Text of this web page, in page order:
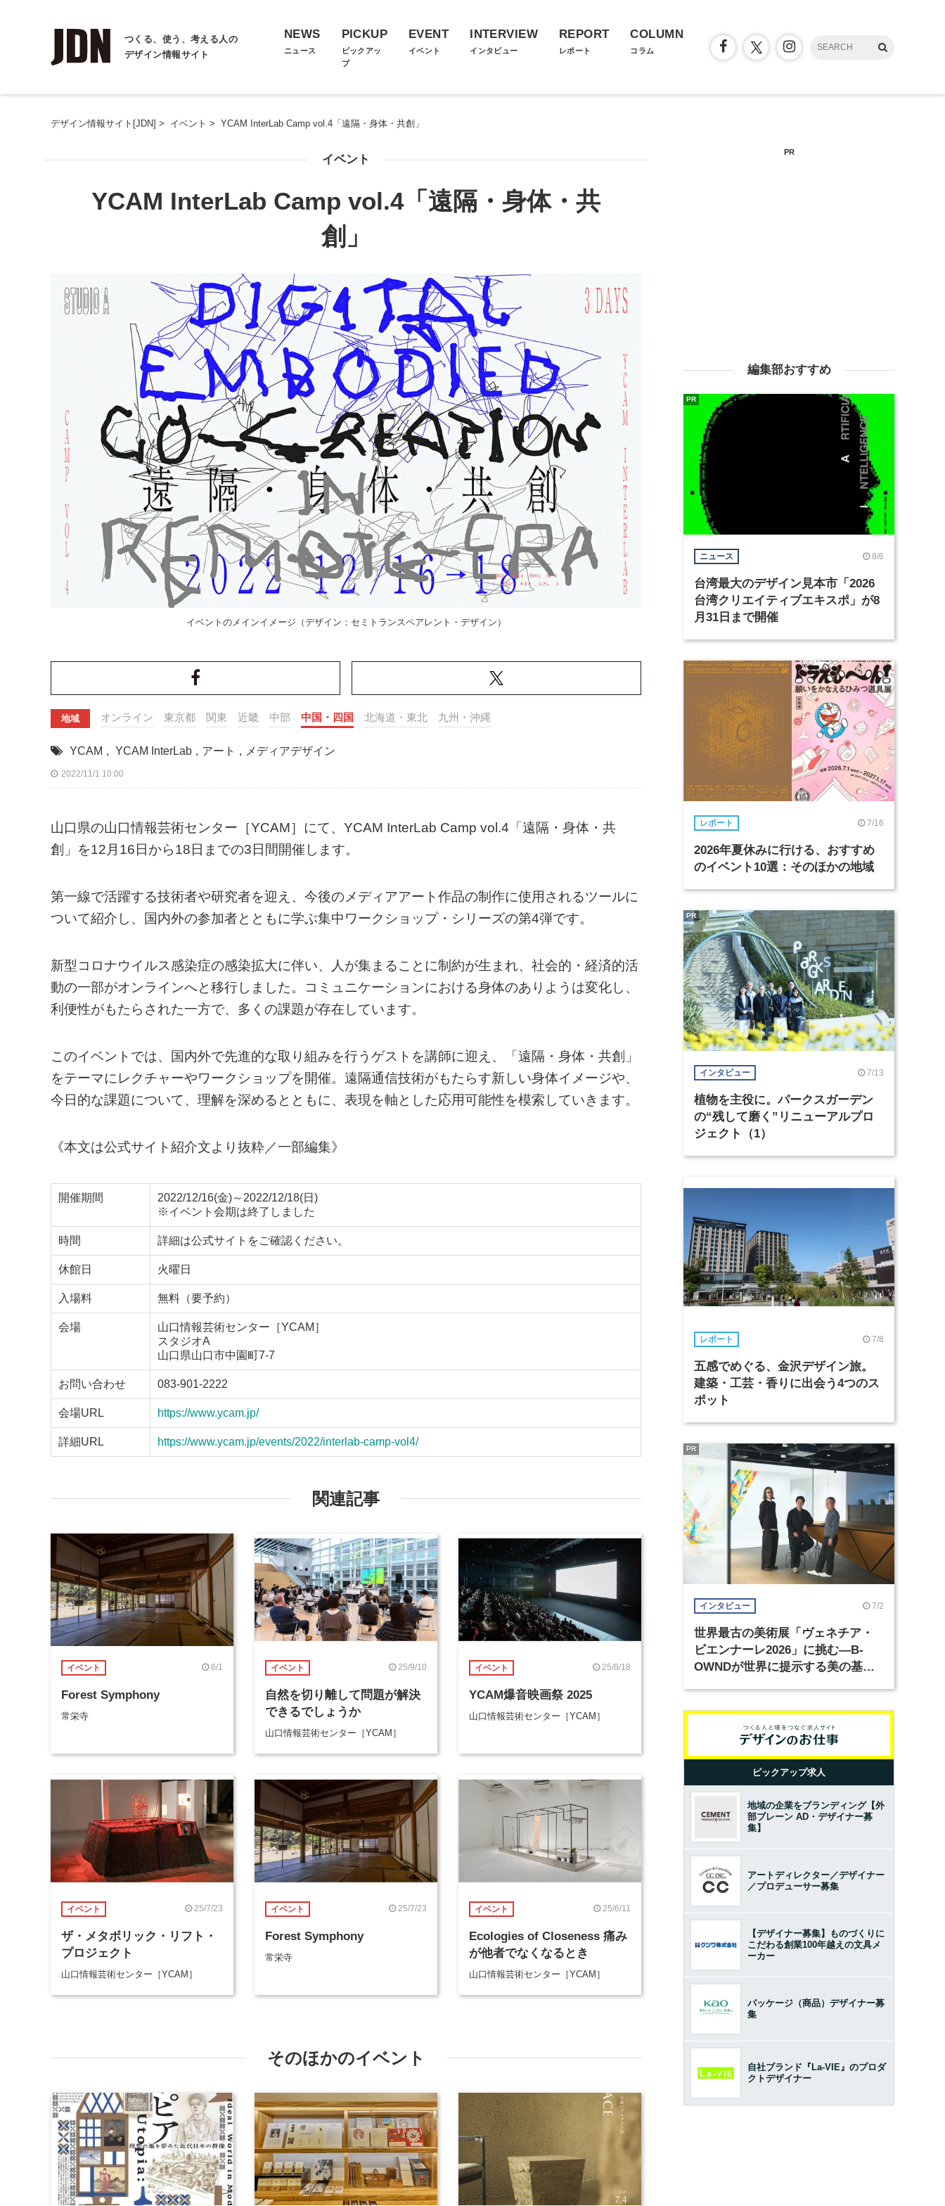
つくる、使う、考える人の
デザイン情報サイト
NEWS
ニュース
PICKUP
ピックアッ
プ
EVENT
イベント
INTERVIEW
インタビュー
REPORT
レポート
COLUMN
コラム
デザイン情報サイト[JDN] > イベント > YCAM InterLab Camp vol.4「遠隔・身体・共創」
イベント
YCAM InterLab Camp vol.4「遠隔・身体・共
創」
イベントのメインイメージ（デザイン：セミトランスペアレント・デザイン）
地域 オンライン 東京都 関東 近畿 中部 中国・四国 北海道・東北 九州・沖縄
YCAM , YCAM InterLab , アート , メディアデザイン
2022/11/1 10:00
山口県の山口情報芸術センター［YCAM］にて、YCAM InterLab Camp vol.4「遠隔・身体・共
創」を12月16日から18日までの3日間開催します。
第一線で活躍する技術者や研究者を迎え、今後のメディアアート作品の制作に使用されるツールに
ついて紹介し、国内外の参加者とともに学ぶ集中ワークショップ・シリーズの第4弾です。
新型コロナウイルス感染症の感染拡大に伴い、人が集まることに制約が生まれ、社会的・経済的活
動の一部がオンラインへと移行しました。コミュニケーションにおける身体のありようは変化し、
利便性がもたらされた一方で、多くの課題が存在しています。
このイベントでは、国内外で先進的な取り組みを行うゲストを講師に迎え、「遠隔・身体・共創」
をテーマにレクチャーやワークショップを開催。遠隔通信技術がもたらす新しい身体イメージや、
今日的な課題について、理解を深めるとともに、表現を軸とした応用可能性を模索していきます。
《本文は公式サイト紹介文より抜粋／一部編集》
開催期間
2022/12/16(金)～2022/12/18(日)
※イベント会期は終了しました
時間 詳細は公式サイトをご確認ください。
休館日 火曜日
入場料 無料（要予約）
会場
山口情報芸術センター［YCAM］
スタジオA
山口県山口市中園町7-7
お問い合わせ 083-901-2222
会場URL https://www.ycam.jp/
詳細URL https://www.ycam.jp/events/2022/interlab-camp-vol4/
関連記事
イベント 6/1
Forest Symphony
常栄寺
イベント 25/9/10
自然を切り離して問題が解決
できるでしょうか
山口情報芸術センター［YCAM］
イベント 25/8/18
YCAM爆音映画祭 2025
山口情報芸術センター［YCAM］
イベント 25/7/23
ザ・メタボリック・リフト・
プロジェクト
山口情報芸術センター［YCAM］
イベント 25/7/23
Forest Symphony
常栄寺
イベント 25/6/11
Ecologies of Closeness 痛み
が他者でなくなるとき
山口情報芸術センター［YCAM］
そのほかのイベント
PR
編集部おすすめ
ニュース 8/6
台湾最大のデザイン見本市「2026
台湾クリエイティブエキスポ」が8
月31日まで開催
PR
レポート 7/16
2026年夏休みに行ける、おすすめ
のイベント10選：そのほかの地域
インタビュー 7/13
植物を主役に。パークスガーデン
の“残して磨く”リニューアルプロ
ジェクト（1）
PR
レポート 7/8
五感でめぐる、金沢デザイン旅。
建築・工芸・香りに出会う4つのス
ポット
インタビュー 7/2
世界最古の美術展「ヴェネチア・
ビエンナーレ2026」に挑む―B-
OWNDが世界に提示する美の基準
PR
ピックアップ求人
地域の企業をブランディング【外
部ブレーン AD・デザイナー募
集】
アートディレクター／デザイナー
／プロデューサー募集
【デザイナー募集】ものづくりに
こだわる創業100年越えの文具メ
ーカー
パッケージ（商品）デザイナー募
集
自社ブランド『La-VIE』のプロダ
クトデザイナー